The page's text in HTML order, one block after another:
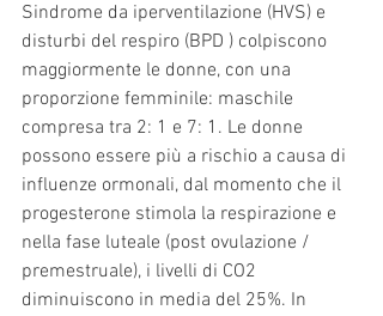
Sindrome da iperventilazione (HVS) e
disturbi del respiro (BPD ) colpiscono
maggiormente le donne, con una
proporzione femminile: maschile
compresa tra 2: 1 e 7: 1. Le donne
possono essere più a rischio a causa di
influenze ormonali, dal momento che il
progesterone stimola la respirazione e
nella fase luteale (post ovulazione /
premestruale), i livelli di CO2
diminuiscono in media del 25%. In